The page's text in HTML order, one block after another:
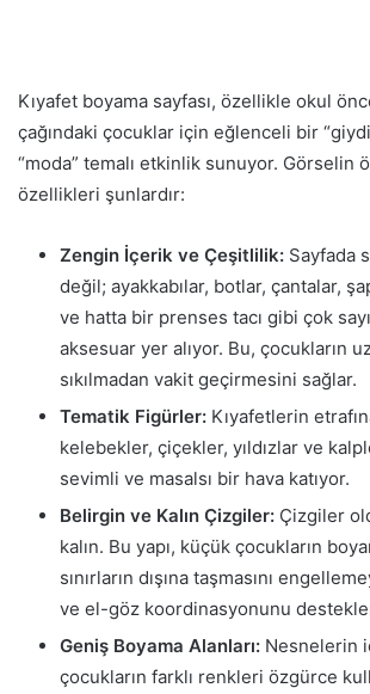
Kıyafet boyama sayfası, özellikle okul
çağındaki çocuklar için eğlenceli bir
“moda” temalı etkinlik sunuyor. Görselin
özellikleri şunlardır:
Zengin İçerik ve Çeşitlilik: Sayfada
değil; ayakkabılar, botlar, çantalar,
ve hatta bir prenses tacı gibi çok
aksesuar yer alıyor. Bu, çocukların
sıkılmadan vakit geçirmesini sağlar.
Tematik Figürler: Kıyafetlerin
kelebekler, çiçekler, yıldızlar ve
sevimli ve masalsı bir hava katıyor.
Belirgin ve Kalın Çizgiler: Çizgiler
kalın. Bu yapı, küçük çocukların
sınırların dışına taşmasını
ve el-göz koordinasyonunu
Geniş Boyama Alanları: Nesnelerin
çocukların farklı renkleri özgürce